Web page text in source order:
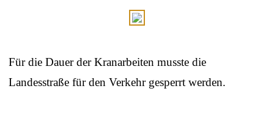
Für die Dauer der Kranarbeiten musste die
Landesstraße für den Verkehr gesperrt werden.